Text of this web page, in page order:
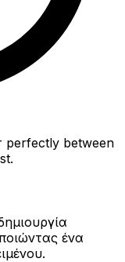
perfectly between
ένα